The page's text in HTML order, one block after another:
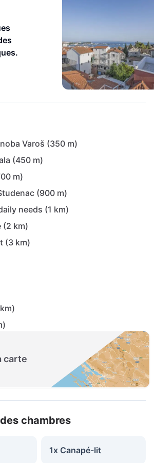
Varoš (350 m)
(450 m)
m)
(900 m)
needs (1 km)
(2 km)
(3 km)
carte
chambres
1x Canapé-lit